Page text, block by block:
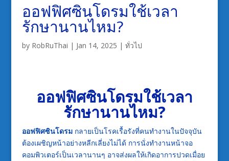
ออฟฟิศซินโดรมใช้เวลา
รักษานานไหม?
by RobRuThai | Jan 14, 2025 | ทั่วไป
ออฟฟิศซินโดรมใช้เวลา
รักษานานไหม?
ออฟฟิศซินโดรมกลายเป็นโรคเรื้อรังที่คนทำงานในปัจจุบัน
ต้องเผชิญหน้าอย่างหลีกเลี่ยงไม่ได้ การนั่งทำงานหน้าจอ
คอมพิวเตอร์เป็นเวลานานๆ อาจส่งผลให้เกิดอาการปวดเมื่อย